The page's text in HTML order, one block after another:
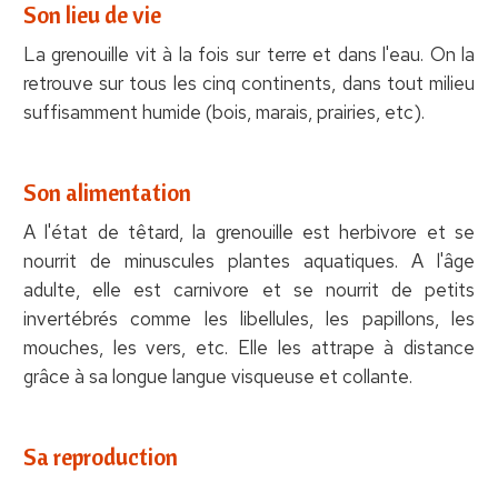
Son lieu de vie
La grenouille vit à la fois sur terre et dans l'eau. On la
retrouve sur tous les cinq continents, dans tout milieu
suffisamment humide (bois, marais, prairies, etc).
Son alimentation
A l'état de têtard, la grenouille est herbivore et se
nourrit de minuscules plantes aquatiques. A l'âge
adulte, elle est carnivore et se nourrit de petits
invertébrés comme les libellules, les papillons, les
mouches, les vers, etc. Elle les attrape à distance
grâce à sa longue langue visqueuse et collante.
Sa reproduction